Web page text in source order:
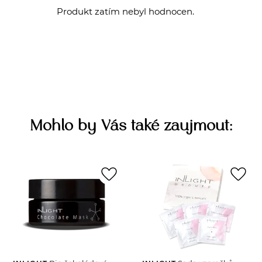
Produkt zatím nebyl hodnocen.
Mohlo by Vás také zaujmout:
favorite_border favorite_border